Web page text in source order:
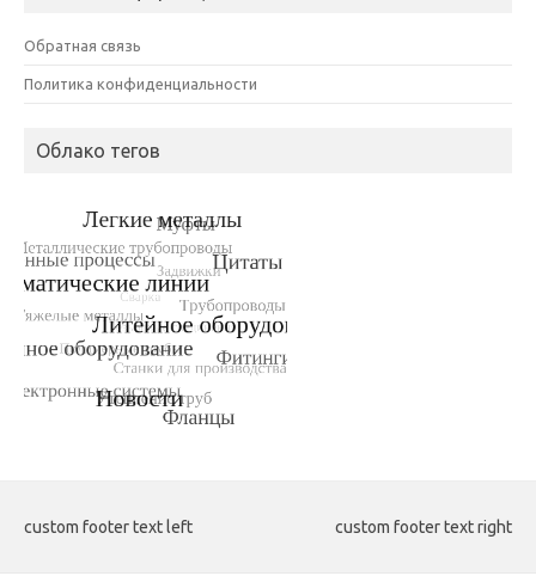
Обратная связь
Политика конфиденциальности
Облако тегов
custom footer text left custom footer text right